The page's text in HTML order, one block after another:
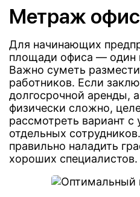
Метраж
Для начинающих
площади офиса — один
Важно суметь
работников. Если
долгосрочной аренды,
физически сложно,
рассмотреть вариант с
отдельных
правильно наладить
хороших специалистов.